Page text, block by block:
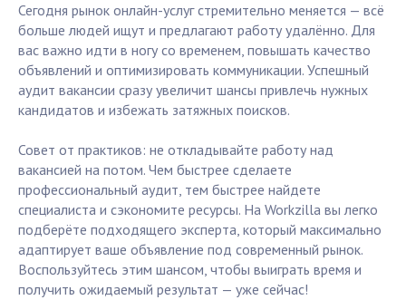
Сегодня рынок онлайн-услуг стремительно меняется — всё
больше людей ищут и предлагают работу удалённо. Для
вас важно идти в ногу со временем, повышать качество
объявлений и оптимизировать коммуникации. Успешный
аудит вакансии сразу увеличит шансы привлечь нужных
кандидатов и избежать затяжных поисков.
Совет от практиков: не откладывайте работу над
вакансией на потом. Чем быстрее сделаете
профессиональный аудит, тем быстрее найдете
специалиста и сэкономите ресурсы. На Workzilla вы легко
подберёте подходящего эксперта, который максимально
адаптирует ваше объявление под современный рынок.
Воспользуйтесь этим шансом, чтобы выиграть время и
получить ожидаемый результат — уже сейчас!